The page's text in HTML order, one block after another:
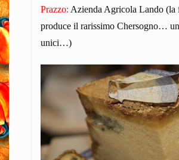
Prazzo: Azienda Agricola Lando (la
produce il rarissimo Chersogno…
unici…)